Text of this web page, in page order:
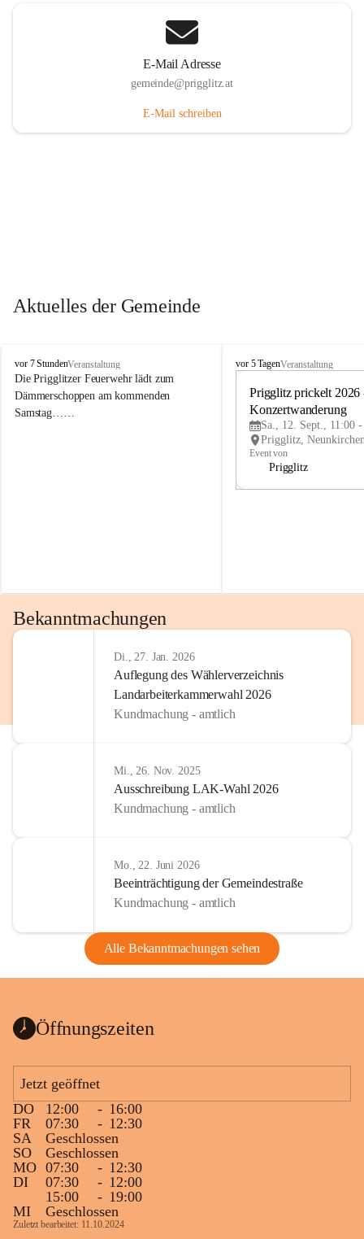
E-Mail Adresse
gemeinde@prigglitz.at
E-Mail schreiben
Aktuelles der Gemeinde
P
r
i
g
vor 7 StundenVeranstaltung
Die Prigglitzer Feuerwehr lädt zum
Dämmerschoppen am kommenden
Samstag……
P
vor 5 TagenVeranstaltung
Prigglitz prickelt 2026
Konzertwanderung
Sa., 12. Sept., 11:00
Event von
Prigglitz
Bekanntmachungen
Di., 27. Jan. 2026
Auflegung des Wählerverzeichnis
Landarbeiterkammerwahl 2026
Kundmachung - amtlich
Mi., 26. Nov. 2025
Ausschreibung LAK-Wahl 2026
Kundmachung - amtlich
Mo., 22. Juni 2026
Beeinträchtigung der Gemeindestraße
Kundmachung - amtlich
Alle Bekanntmachungen sehen
Öffnungszeiten
Jetzt geöffnet
DO
12:00 - 16:00
FR
07:30 - 12:30
SA
Geschlossen
SO
Geschlossen
MO 07:30 - 12:30
DI
07:30 - 12:00
15:00
- 19:00
MI
Geschlossen
Zuletzt bearbeitet: 11.10.2024